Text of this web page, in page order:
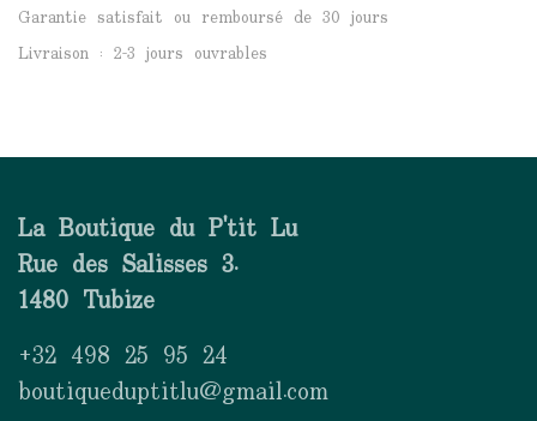
Garantie satisfait ou remboursé de 30 jours
Livraison : 2-3 jours ouvrables
La Boutique du P'tit Lu
Rue des Salisses 3.
1480 Tubize
+32 498 25 95 24
boutiqueduptitlu@gmail.com